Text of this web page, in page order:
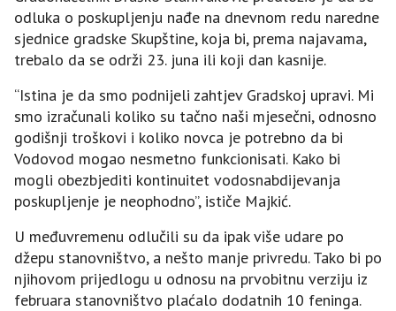
odluka o poskupljenju nađe na dnevnom redu naredne
sjednice gradske Skupštine, koja bi, prema najavama,
trebalo da se održi 23. juna ili koji dan kasnije.
“Istina je da smo podnijeli zahtjev Gradskoj upravi. Mi
smo izračunali koliko su tačno naši mjesečni, odnosno
godišnji troškovi i koliko novca je potrebno da bi
Vodovod mogao nesmetno funkcionisati. Kako bi
mogli obezbjediti kontinuitet vodosnabdijevanja
poskupljenje je neophodno”, ističe Majkić.
U međuvremenu odlučili su da ipak više udare po
džepu stanovništvo, a nešto manje privredu. Tako bi po
njihovom prijedlogu u odnosu na prvobitnu verziju iz
februara stanovništvo plaćalo dodatnih 10 feninga.